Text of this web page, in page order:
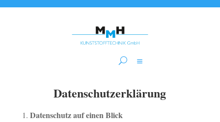
Datenschutzerklärung
Datenschutz auf einen Blick